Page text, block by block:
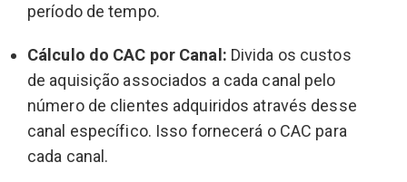
período de tempo.
Cálculo do CAC por Canal: Divida os custos
de aquisição associados a cada canal pelo
número de clientes adquiridos através desse
canal específico. Isso fornecerá o CAC para
cada canal.